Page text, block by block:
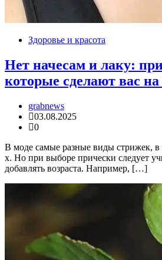
Здоровье и красота
Нет начесам и лаку:
которые сделают вас
grabnews
03.08.2025
0
В моде самые разные виды стрижек, в
х. Но при выборе прически следует
добавлять возраста. Например, […]